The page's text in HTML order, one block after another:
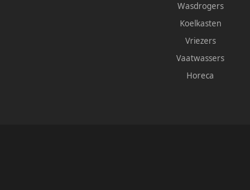
Wasdrogers
Koelkasten
Vriezers
Vaatwassers
Horeca